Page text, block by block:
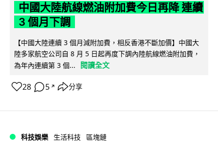
中國大陸航線燃油附加費今日再降 連續
3 個月下調
【中國大陸連續 3 個月減附加費，相反香港不斷加價】中國大
陸多家航空公司自 8 月 5 日起再度下調內陸航線燃油附加費，
為年內連續第 3 個...
閱讀全文
28 5 ↗ 分享
科技娛樂 生活科技 區塊鏈